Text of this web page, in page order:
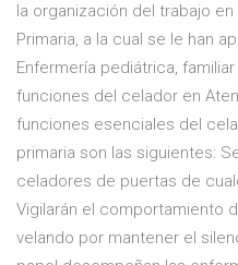
la organización del trabajo
Primaria, a la cual se le han
Enfermería pediátrica,
funciones del celador en
funciones esenciales del
primaria son las siguientes:
celadores de puertas de
Vigilarán el comportamiento
velando por mantener el